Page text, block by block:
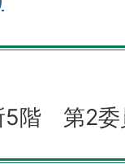
5階 第2委